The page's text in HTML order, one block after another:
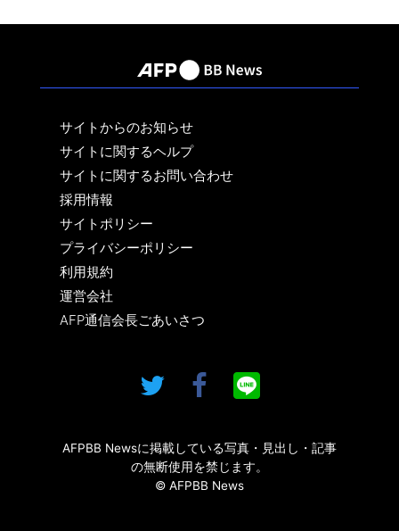
サイトからのお知らせ
サイトに関するヘルプ
サイトに関するお問い合わせ
採用情報
サイトポリシー
プライバシーポリシー
利用規約
運営会社
AFP通信会長ごあいさつ
AFPBB Newsに掲載している写真・見出し・記事
の無断使用を禁じます。
© AFPBB News